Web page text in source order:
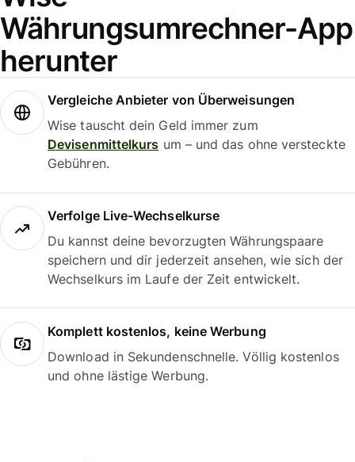
Währungsumrechner-App
herunter
Vergleiche Anbieter von Überweisungen
Wise tauscht dein Geld immer zum
Devisenmittelkurs um – und das ohne versteckte
Gebühren.
Verfolge Live-Wechselkurse
Du kannst deine bevorzugten Währungspaare
speichern und dir jederzeit ansehen, wie sich der
Wechselkurs im Laufe der Zeit entwickelt.
Komplett kostenlos, keine Werbung
Download in Sekundenschnelle. Völlig kostenlos
und ohne lästige Werbung.